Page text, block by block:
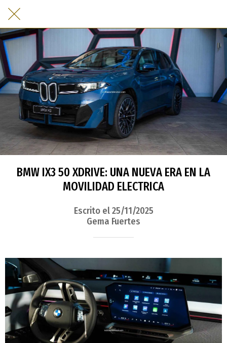
BMW IX3 50 XDRIVE: UNA NUEVA ERA EN LA
MOVILIDAD ELECTRICA
Escrito el 25/11/2025
Gema Fuertes